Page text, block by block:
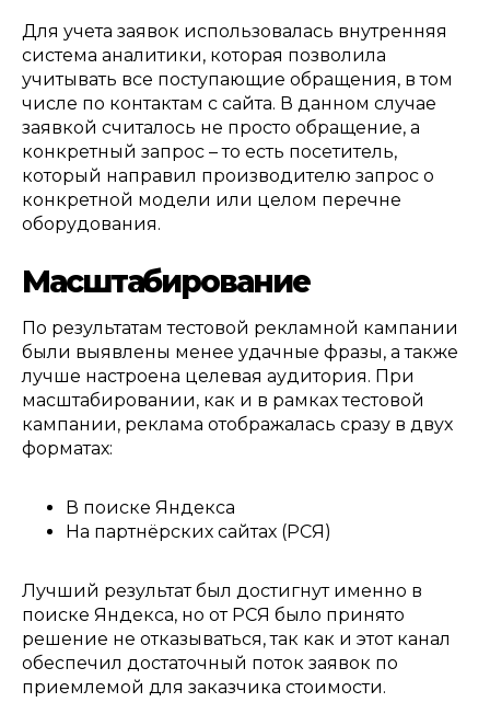
Для учета заявок использовалась внутренняя
система аналитики, которая позволила
учитывать все поступающие обращения, в том
числе по контактам с сайта. В данном случае
заявкой считалось не просто обращение, а
конкретный запрос – то есть посетитель,
который направил производителю запрос о
конкретной модели или целом перечне
оборудования.
Масштабирование
По результатам тестовой рекламной кампании
были выявлены менее удачные фразы, а также
лучше настроена целевая аудитория. При
масштабировании, как и в рамках тестовой
кампании, реклама отображалась сразу в двух
форматах:
В поиске Яндекса
На партнёрских сайтах (РСЯ)
Лучший результат был достигнут именно в
поиске Яндекса, но от РСЯ было принято
решение не отказываться,так как и этот канал
обеспечил достаточный поток заявок по
приемлемой для заказчика стоимости.